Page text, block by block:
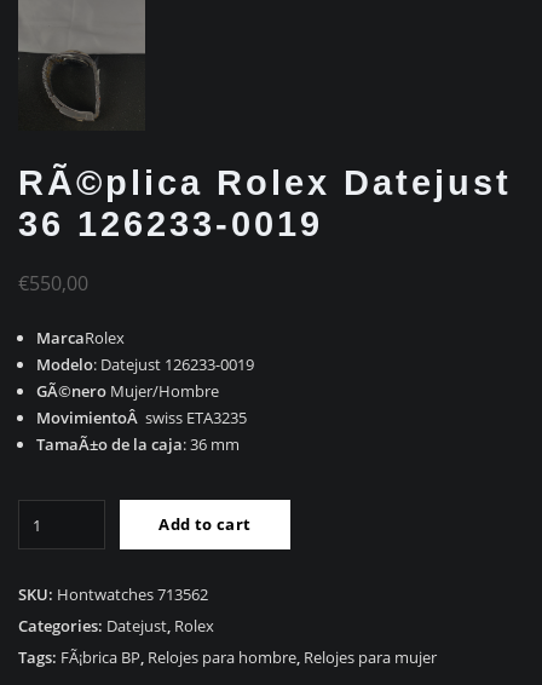
RÃ©plica Rolex Datejust
36 126233-0019
€550,00
MarcaRolex
Modelo: Datejust 126233-0019
GÃ©nero Mujer/Hombre
MovimientoÂ swiss ETA3235
TamaÃ±o de la caja: 36 mm
36
126233-
quantity
Add to cart
SKU: Hontwatches 713562
Categories: Datejust, Rolex
Tags: FÃ¡brica BP, Relojes para hombre, Relojes para mujer